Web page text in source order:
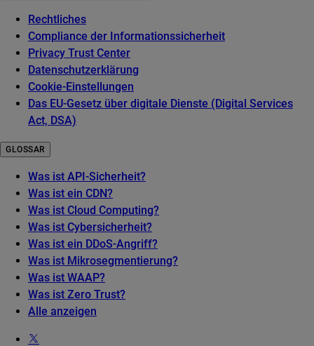
Rechtliches
Compliance der Informationssicherheit
Privacy Trust Center
Datenschutzerklärung
Cookie-Einstellungen
Das EU-Gesetz über digitale Dienste (Digital Services
Act, DSA)
GLOSSAR
Was ist API-Sicherheit?
Was ist ein CDN?
Was ist Cloud Computing?
Was ist Cybersicherheit?
Was ist ein DDoS-Angriff?
Was ist Mikrosegmentierung?
Was ist WAAP?
Was ist Zero Trust?
Alle anzeigen